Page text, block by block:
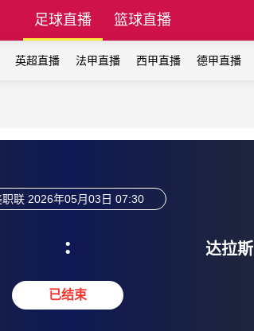
足球直播 篮球直播
英超直播 法甲直播 西甲直播 德甲直播
职联 2026年05月03日 07:30
:
已结束
达拉斯